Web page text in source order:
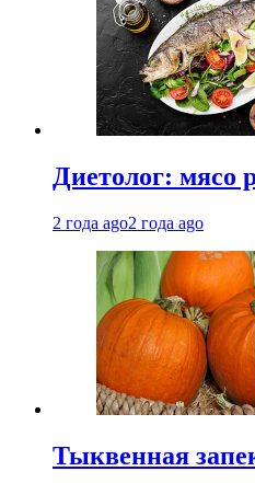
Диетолог: мясо
2 года ago2 года ago
Тыквенная